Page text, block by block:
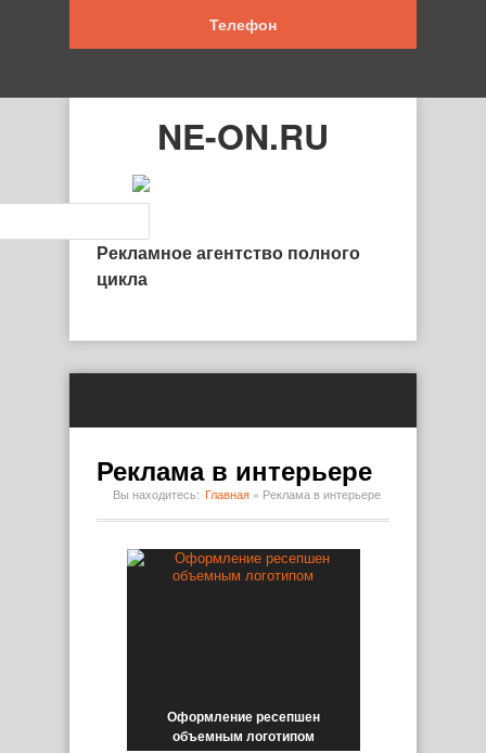
Телефон
NE-ON.RU
Рекламное агентство полного
цикла
Реклама в интерьере
Вы находитесь: Главная » Реклама в интерьере
Оформление ресепшен
объемным логотипом